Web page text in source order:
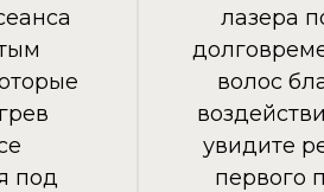
под
лазера
волос
увидите
первого